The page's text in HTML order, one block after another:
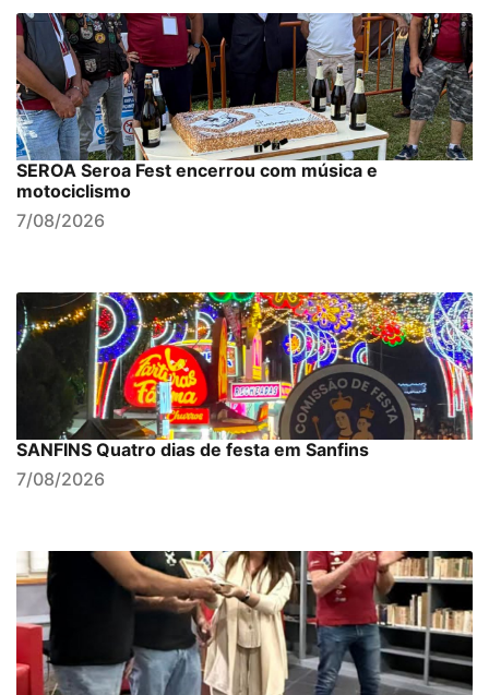
SEROA Seroa Fest encerrou com música e
motociclismo
7/08/2026
SANFINS Quatro dias de festa em Sanfins
7/08/2026